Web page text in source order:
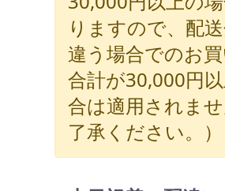
りますので、配
違う場合でのお
合計が30,000円
合は適用されま
了承ください。）